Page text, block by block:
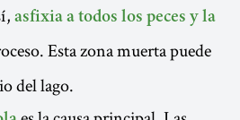
asfixia a todos los peces y la
Esta zona muerta puede
del lago.